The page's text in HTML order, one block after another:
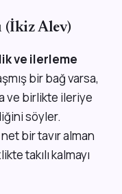
(İkiz Alev)
ve ilerleme
bir bağ varsa,
ve birlikte ileriye
söyler.
bir tavır alman
takılı kalmayı